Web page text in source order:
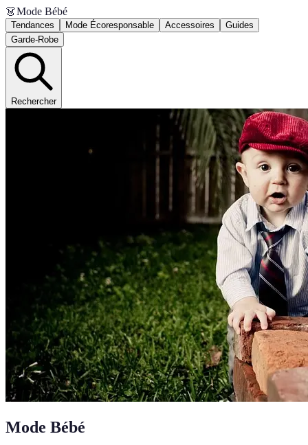
👗Mode Bébé
Tendances Mode Écoresponsable Accessoires
Guides
Garde-Robe
Rechercher
Mode Bébé